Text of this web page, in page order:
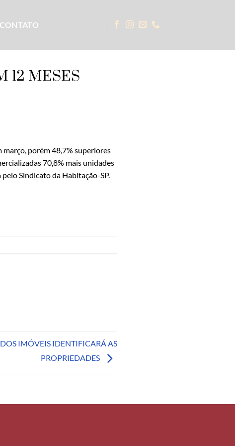
CONTATO
12 MESES
porém 48,7% superiores
70,8% mais unidades
Sindicato da Habitação-SP.
DOS IMÓVEIS IDENTIFICARÁ AS
PROPRIEDADES